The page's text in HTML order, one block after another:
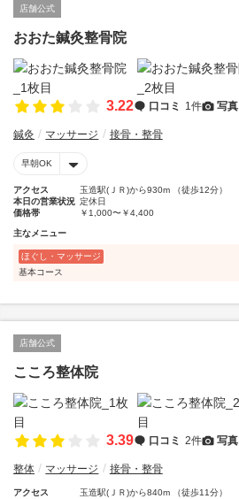
店舗公式
おおた鍼灸整骨院
3.22 口コミ 1件 写真
鍼灸 マッサージ 接骨・整骨
早朝OK
アクセス
玉造駅(ＪＲ)から930m （徒歩12分）
本日の営業状況 定休日
価格帯
￥1,000〜￥4,400
主なメニュー
ほぐし・マッサージ
基本コース
店舗公式
こころ整体院
3.39 口コミ 2件 写真
整体 マッサージ 接骨・整骨
アクセス 玉造駅(ＪＲ)から840m （徒歩11分）